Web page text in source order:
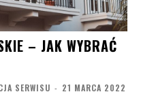
– JAK WYBRAĆ
SERWISU - 21 MARCA 2022